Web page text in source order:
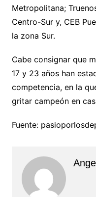
Metropolitana;
Centro-Sur y, CEB
la zona Sur.
Cabe consignar que
17 y 23 años han
competencia, en la
gritar campeón en
Fuente: